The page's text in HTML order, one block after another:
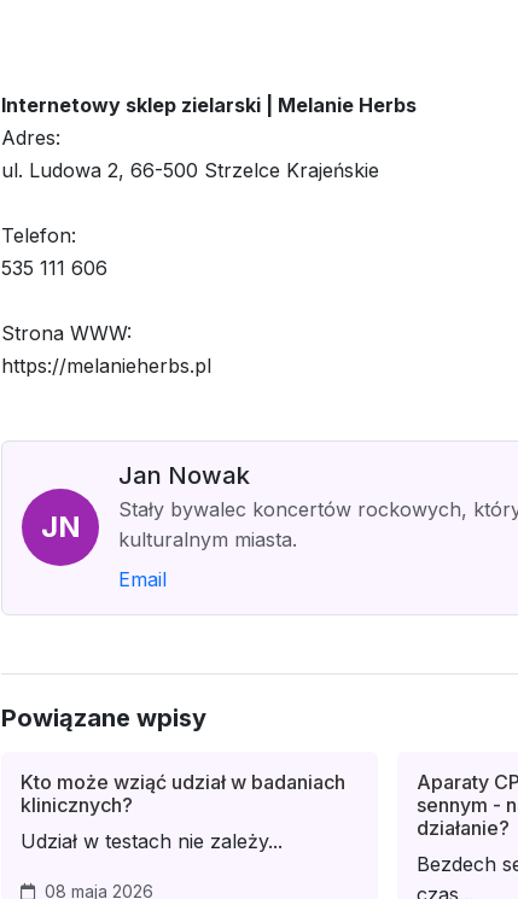
Internetowy sklep zielarski | Melanie Herbs
Adres:
ul. Ludowa 2, 66-500 Strzelce Krajeńskie
Telefon:
535 111 606
Strona WWW:
https://melanieherbs.pl
JN
Jan Nowak
Stały bywalec koncertów rockowych,
kulturalnym miasta.
Email
Powiązane wpisy
Kto może wziąć udział w badaniach
klinicznych?
Udział w testach nie zależy...
08 maja 2026
Aparaty
sennym -
działanie?
Bezdech
czas...